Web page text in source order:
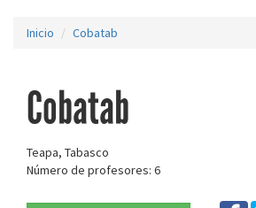
Inicio Cobatab
Cobatab
Teapa, Tabasco
Número de profesores: 6